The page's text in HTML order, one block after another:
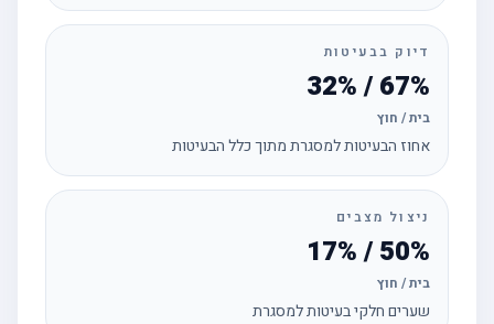
דיוק בבעיטות
67% / 32%
בית / חוץ
אחוז הבעיטות למסגרת מתוך כלל הבעיטות
ניצול מצבים
50% / 17%
בית / חוץ
שערים חלקי בעיטות למסגרת